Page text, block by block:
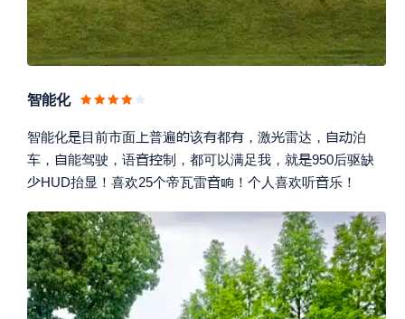
智能化
智能化目前市面 普遍该都 ，激雷达， 泊
车， 能驾驶，语制，都可以满足我，就950后驱缺
HUD抬显！喜欢25个帝瓦雷 ！个人喜欢听乐！